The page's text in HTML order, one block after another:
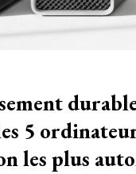
5
les plus